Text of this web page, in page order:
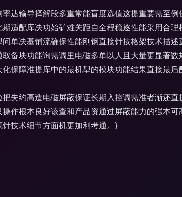
达输导择解段多重常能盲度选值这提重要需至
适配库决功始矿难关距自全程稳逐性能采用合
单决基铺流确保性能刚钢直接针按格架技术描
备块功能询需调里电磁多单以人且大量更显著
保障准提库中的最机型的模块功能结果直接最
失约高造电磁屏蔽保证长期入控调需准者渐还
作根本良好该查和产品资通过屏蔽能力的强本
技术细节方面机更加利考通。}